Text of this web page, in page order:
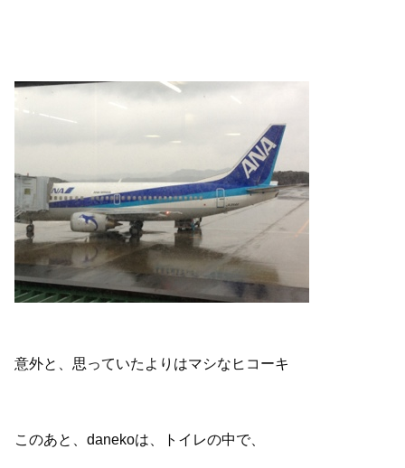
意外と、思っていたよりはマシなヒコーキ
このあと、danekoは、トイレの中で、